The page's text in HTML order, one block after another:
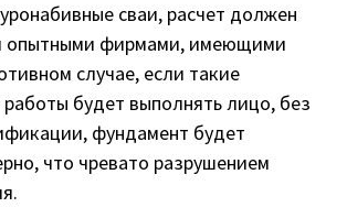
сваи, расчет должен
опытными фирмами, имеющими
случае, если такие
работы будет выполнять лицо, без
фундамент будет
что чревато разрушением